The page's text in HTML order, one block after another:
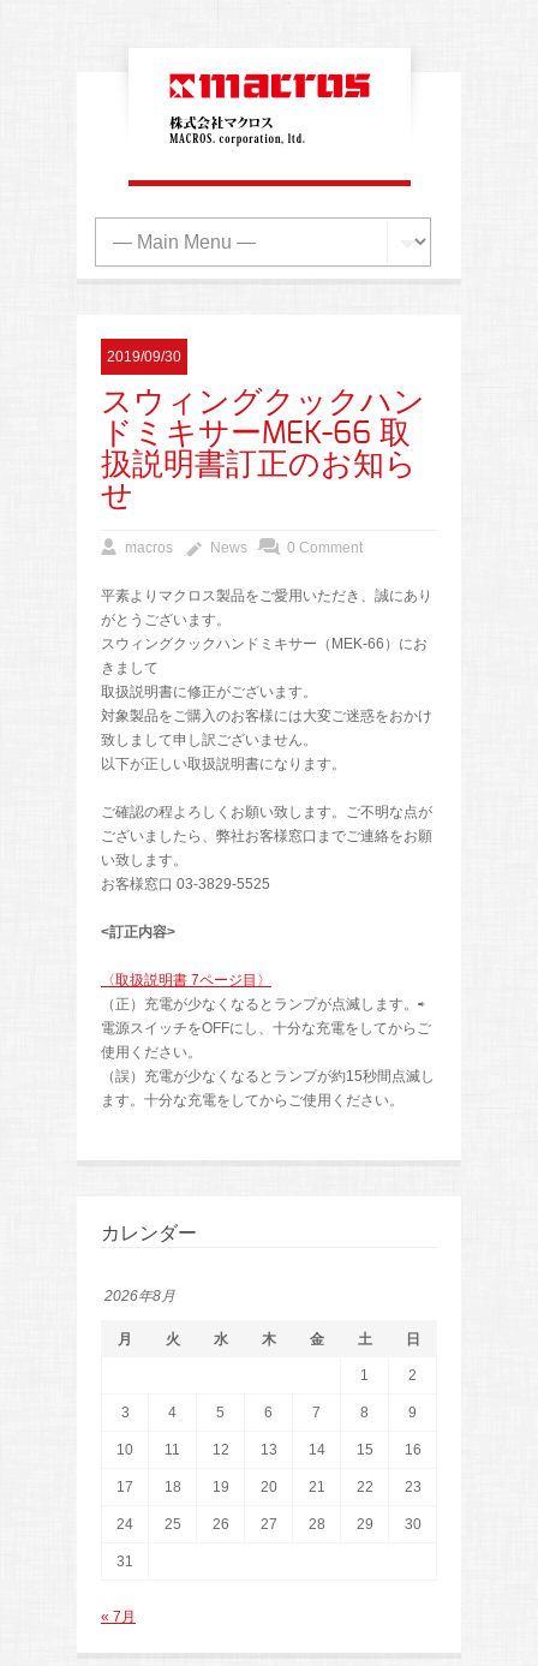
2019/09/30
スウィングクックハン
ドミキサーMEK-66 取
扱説明書訂正のお知ら
せ
macros News 0 Comment
平素よりマクロス製品をご愛用いただき、誠にあり
がとうございます。
スウィングクックハンドミキサー（MEK-66）にお
きまして
取扱説明書に修正がございます。
対象製品をご購入のお客様には大変ご迷惑をおかけ
致しまして申し訳ございません。
以下が正しい取扱説明書になります。
ご確認の程よろしくお願い致します。ご不明な点が
ございましたら、弊社お客様窓口までご連絡をお願
い致します。
お客様窓口 03-3829-5525
<訂正内容>
〈取扱説明書 7ページ目〉
（正）充電が少なくなるとランプが点滅します。⇨
電源スイッチをOFFにし、十分な充電をしてからご
使用ください。
（誤）充電が少なくなるとランプが約15秒間点滅し
ます。十分な充電をしてからご使用ください。
カレンダー
2026年8月
月 火 水 木 金 土 日
1 2
3 4 5 6 7 8 9
10 11 12 13 14 15 16
17 18 19 20 21 22 23
24 25 26 27 28 29 30
31
« 7月